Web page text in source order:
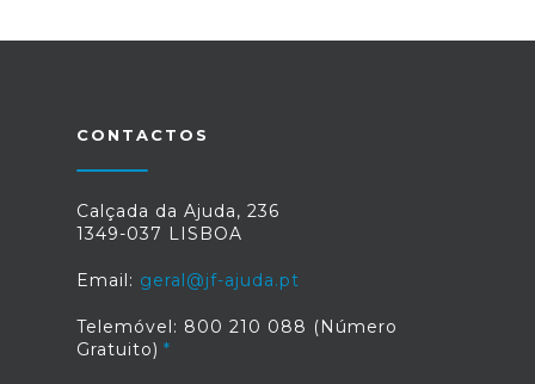
CONTACTOS
Calçada da Ajuda, 236
1349-037 LISBOA
Email: geral@jf-ajuda.pt
Telemóvel: 800 210 088 (Número
Gratuito)